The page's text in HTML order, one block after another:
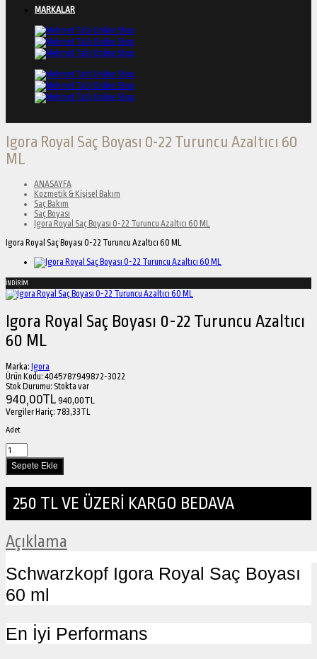
MARKALAR
Igora Royal Saç Boyası 0-22 Turuncu Azaltıcı 60
ML
ANASAYFA
Kozmetik & Kişisel Bakım
Saç Bakım
Saç Boyası
Igora Royal Saç Boyası 0-22 Turuncu Azaltıcı 60 ML
Igora Royal Saç Boyası 0-22 Turuncu Azaltıcı 60 ML
İNDİRİM
Igora Royal Saç Boyası 0-22 Turuncu Azaltıcı
60 ML
Marka: Igora
Ürün Kodu: 4045787949872-3022
Stok Durumu: Stokta var
940,00TL 940,00TL
Vergiler Hariç: 783,33TL
Adet
250 TL VE ÜZERİ KARGO BEDAVA
Açıklama
Schwarzkopf Igora Royal Saç Boyası
60 ml
En İyi Performans